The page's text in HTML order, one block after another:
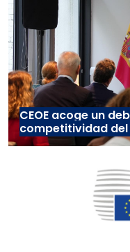
CEOE acoge un
competitividad